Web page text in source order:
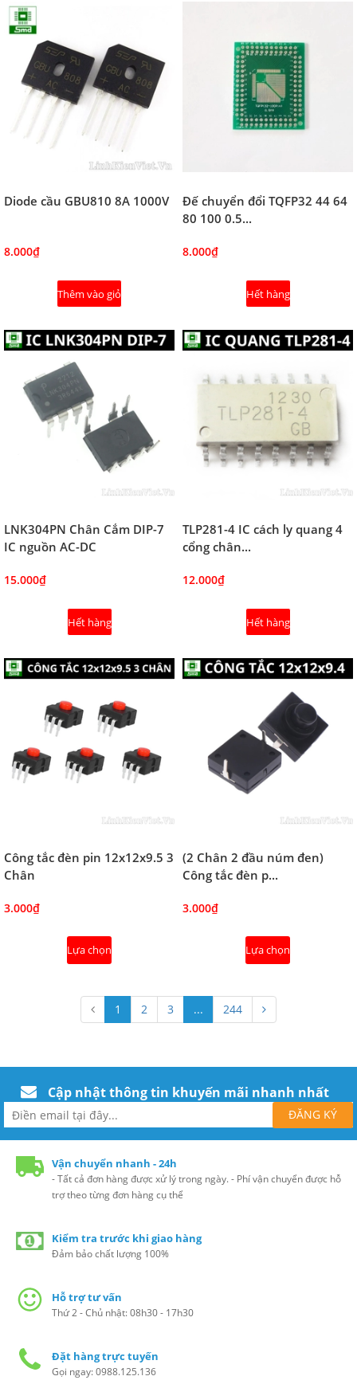
Diode cầu GBU810 8A 1000V
8.000₫
Thêm vào giỏ
Đế chuyển đổi TQFP32 44 64
80 100 0.5...
8.000₫
Hết hàng
LNK304PN Chân Cắm DIP-7
IC nguồn AC-DC
15.000₫
Hết hàng
TLP281-4 IC cách ly quang 4
cổng chân...
12.000₫
Hết hàng
Công tắc đèn pin 12x12x9.5 3
Chân
3.000₫
Lựa chọn
(2 Chân 2 đầu núm đen)
Công tắc đèn p...
3.000₫
Lựa chọn
1 2 3 ... 244
Cập nhật thông tin khuyến mãi nhanh nhất
Vận chuyển nhanh - 24h
- Tất cả đơn hàng được xử lý trong ngày. - Phí vận chuyển được hỗ
trợ theo từng đơn hàng cụ thể
Kiểm tra trước khi giao hàng
Đảm bảo chất lượng 100%
Hỗ trợ tư vấn
Thứ 2 - Chủ nhật: 08h30 - 17h30
Đặt hàng trực tuyến
Gọi ngay: 0988.125.136